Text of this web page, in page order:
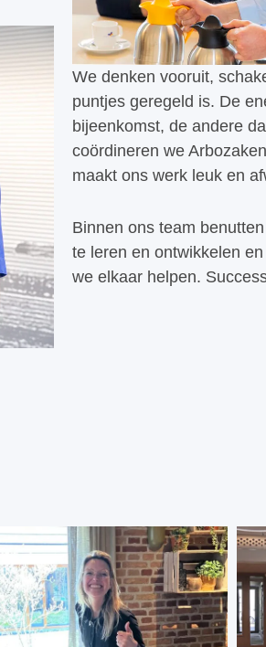
We denken vooruit,
puntjes geregeld is. De
bijeenkomst, de andere
coördineren we
maakt ons werk leuk en
Binnen ons team
te leren en ontwikkelen
we elkaar helpen.